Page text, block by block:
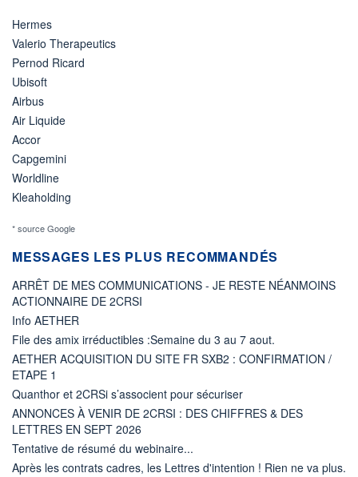
Hermes
Valerio Therapeutics
Pernod Ricard
Ubisoft
Airbus
Air Liquide
Accor
Capgemini
Worldline
Kleaholding
* source Google
MESSAGES LES PLUS RECOMMANDÉS
ARRÊT DE MES COMMUNICATIONS - JE RESTE NÉANMOINS
ACTIONNAIRE DE 2CRSI
Info AETHER
File des amix irréductibles :Semaine du 3 au 7 aout.
AETHER ACQUISITION DU SITE FR SXB2 : CONFIRMATION /
ETAPE 1
Quanthor et 2CRSi s’associent pour sécuriser
ANNONCES À VENIR DE 2CRSI : DES CHIFFRES & DES
LETTRES EN SEPT 2026
Tentative de résumé du webinaire...
Après les contrats cadres, les Lettres d'intention ! Rien ne va plus.